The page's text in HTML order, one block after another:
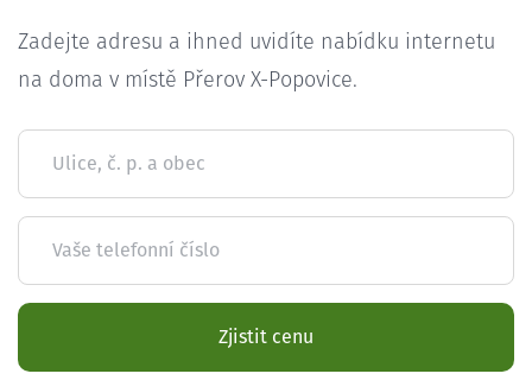
Zadejte adresu a ihned uvidíte nabídku internetu
na doma v místě Přerov X-Popovice.
Ulice, č. p. a obec
Vaše telefonní číslo
Zjistit cenu